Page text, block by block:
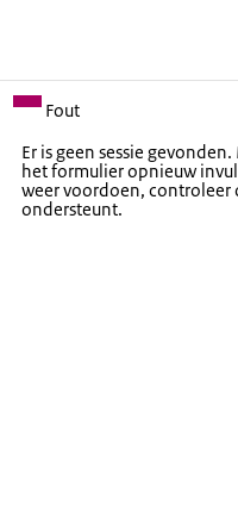
Fout
Er is geen sessie
het formulier opnieuw
weer voordoen, controleer
ondersteunt.